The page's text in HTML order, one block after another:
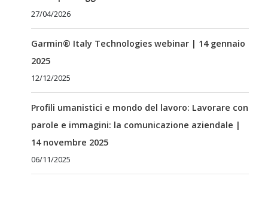
27/04/2026
Garmin® Italy Technologies webinar | 14 gennaio
2025
12/12/2025
Profili umanistici e mondo del lavoro: Lavorare con
parole e immagini: la comunicazione aziendale |
14 novembre 2025
06/11/2025